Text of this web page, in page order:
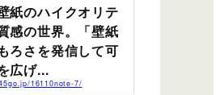
紙のハイクオリテ
感の世界。「壁紙
ろさを発信して可
広げ...
16110note-7/